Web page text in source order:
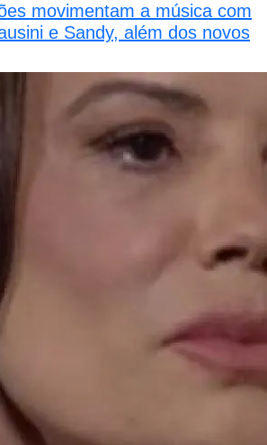
movimentam a música com
e Sandy, além dos novos